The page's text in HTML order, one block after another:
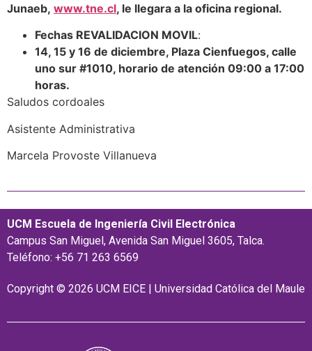
Junaeb, www.tne.cl, le llegara a la oficina regional.
Fechas REVALIDACION MOVIL:
14, 15 y 16 de diciembre, Plaza Cienfuegos, calle
uno sur #1010, horario de atención 09:00 a 17:00
horas.
Saludos cordoales
Asistente Administrativa
Marcela Provoste Villanueva
UCM Escuela de Ingeniería Civil Electrónica
Campus San Miguel, Avenida San Miguel 3605, Talca.
Teléfono: +56 71 263 6569
Copyright © 2026 UCM EICE | Universidad Católica del Maule